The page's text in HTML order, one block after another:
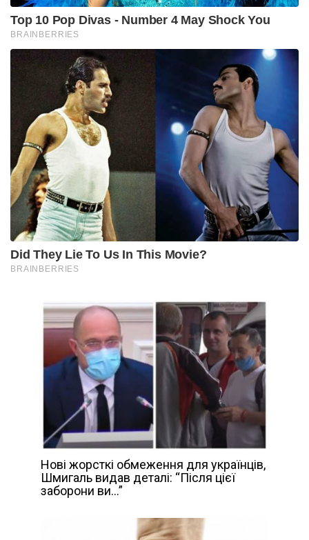
Нові жорсткі обмеження для українців,
Шмигаль видав деталі: “Після цієї
заборони ви…”